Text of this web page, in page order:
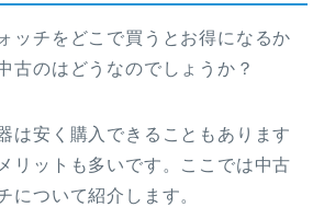
ッチをどこで買うとお得になるか
古のはどうなのでしょうか？
は安く購入できることもあります
リットも多いです。ここでは中古
について紹介します。